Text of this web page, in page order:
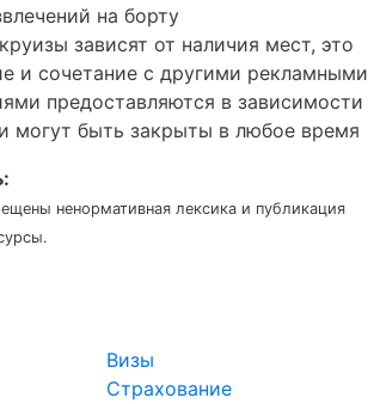
на борту
зависят от наличия мест, это
и сочетание с другими рекламными
предоставляются в зависимости
могут быть закрыты в любое время
ненормативная лексика и публикация
Визы
Страхование